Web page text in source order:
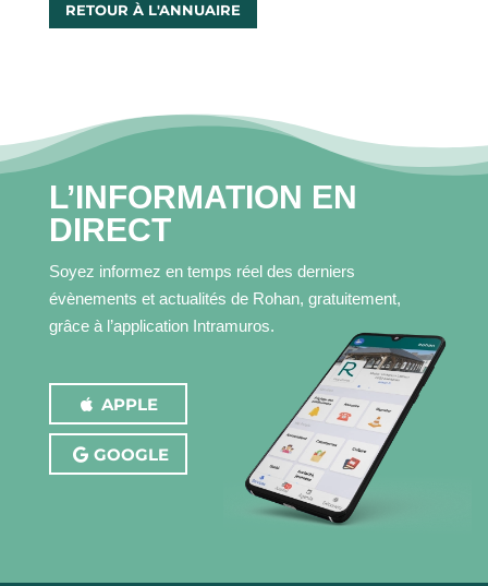
LOISIRS
DÉMARCHES
RETOUR À L'ANNUAIRE
L’INFORMATION EN
DIRECT
Soyez informez en temps réel des derniers
évènements et actualités de Rohan, gratuitement,
grâce à l’application Intramuros.
APPLE
GOOGLE